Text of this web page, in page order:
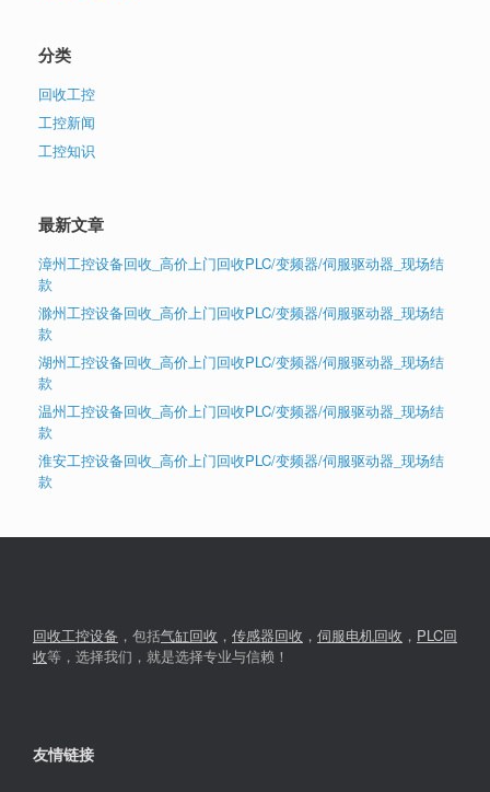
分类
回收工控
工控新闻
工控知识
最新文章
漳州工控设备回收_高价上门回收PLC/变频器/伺服驱动器_现场结
款
滁州工控设备回收_高价上门回收PLC/变频器/伺服驱动器_现场结
款
湖州工控设备回收_高价上门回收PLC/变频器/伺服驱动器_现场结
款
温州工控设备回收_高价上门回收PLC/变频器/伺服驱动器_现场结
款
淮安工控设备回收_高价上门回收PLC/变频器/伺服驱动器_现场结
款
回收工控设备 ，包括气缸回收 ， 传感器回收 ， 伺服电机回收 ， PLC回
收等，选择我们，就是选择专业与信赖！
友情链接